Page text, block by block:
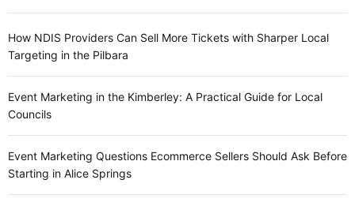
How NDIS Providers Can Sell More Tickets with Sharper Local
Targeting in the Pilbara
Event Marketing in the Kimberley: A Practical Guide for Local
Councils
Event Marketing Questions Ecommerce Sellers Should Ask Before
Starting in Alice Springs